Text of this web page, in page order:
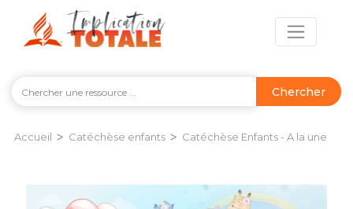
Chercher
Accueil > Catéchèse enfants > Catéchèse Enfants - A la une